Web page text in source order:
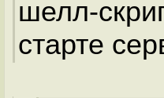
шелл-
старте